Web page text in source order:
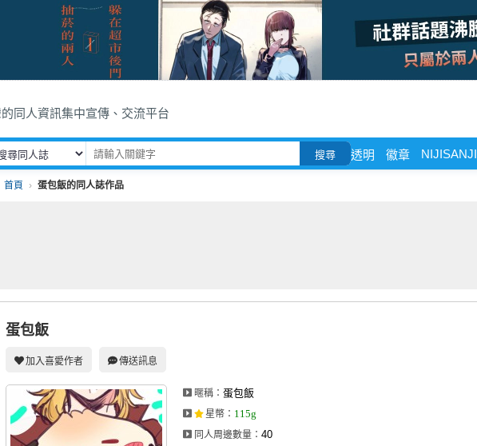
同人資訊集中宣傳、交流平台
搜尋 透明 徽章 NIJISANJI
首頁 蛋包飯的同人誌作品
蛋包飯
加入喜愛作者 傳送訊息
暱稱： 蛋包飯
星幣 ： 115g
同人周邊數量： 40